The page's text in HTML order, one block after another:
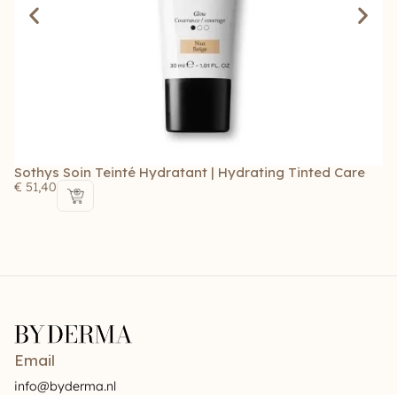
Sothys Soin Teinté Hydratant | Hydrating Tinted Care
€ 51,40
Email
info@byderma.nl